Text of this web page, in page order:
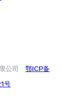
公司
鄂ICP备
号